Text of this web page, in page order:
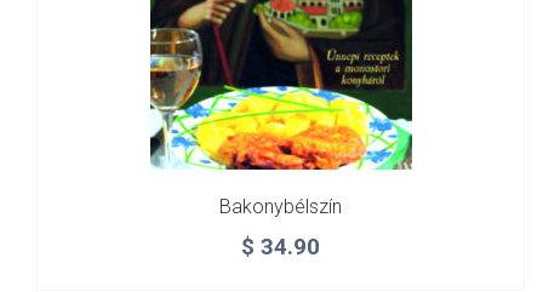
Bakonybélszín
$ 34.90